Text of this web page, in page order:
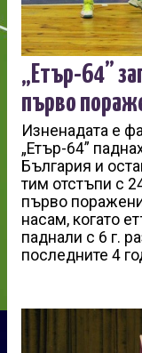
„Етър-64”
първо
Изненадата е
„Етър-64”
България и
тим отстъпи с
първо
насам, когато
паднали с 6 г.
последните 4